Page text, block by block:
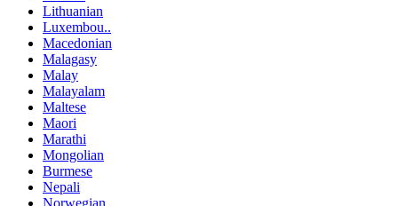
Lithuanian
Luxembou..
Macedonian
Malagasy
Malay
Malayalam
Maltese
Maori
Marathi
Mongolian
Burmese
Nepali
Norwegian